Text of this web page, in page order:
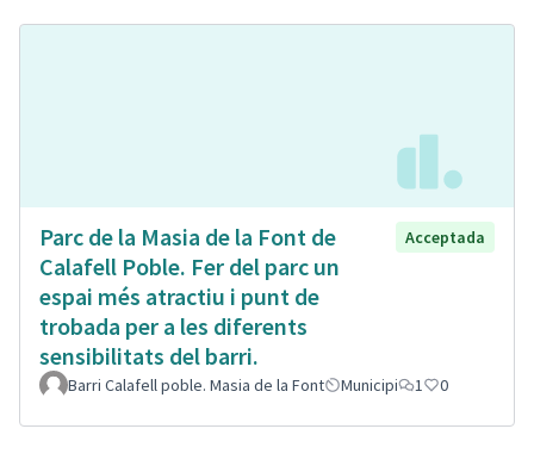
Parc de la Masia de la Font de
Calafell Poble. Fer del parc un
espai més atractiu i punt de
trobada per a les diferents
sensibilitats del barri.
Acceptada
Barri Calafell poble. Masia de la Font Municipi 1 0